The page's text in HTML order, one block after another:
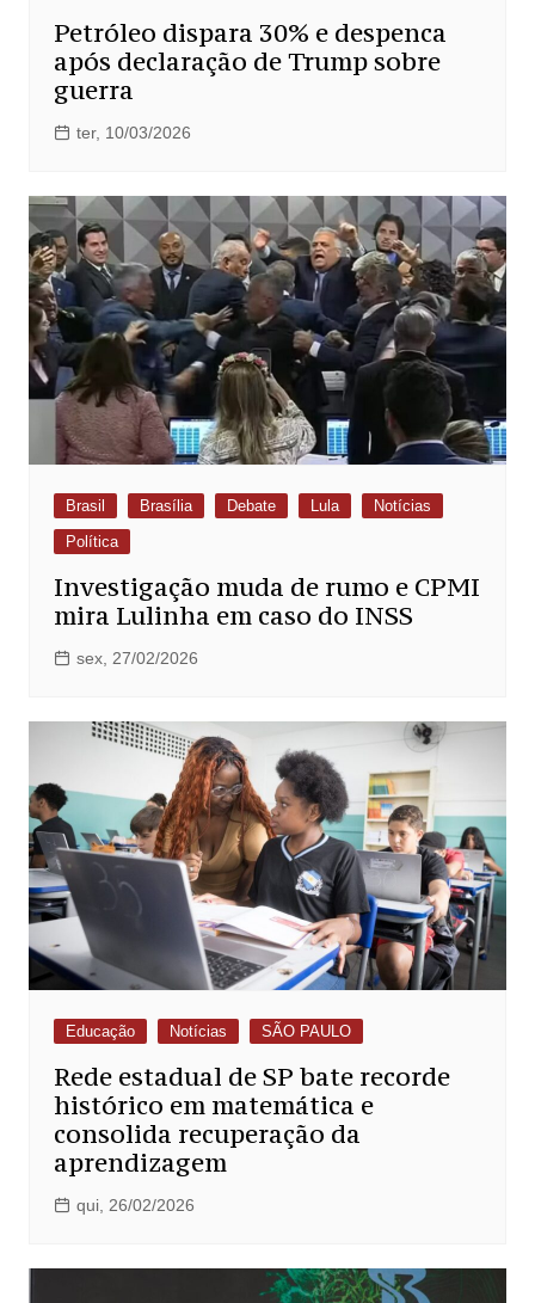
Petróleo dispara 30% e despenca
após declaração de Trump sobre
guerra
ter, 10/03/2026
Brasil Brasília Debate Lula
Notícias
Política
Investigação muda de rumo e CPMI
mira Lulinha em caso do INSS
sex, 27/02/2026
Educação Notícias SÃO PAULO
Rede estadual de SP bate recorde
histórico em matemática e
consolida recuperação da
aprendizagem
qui, 26/02/2026